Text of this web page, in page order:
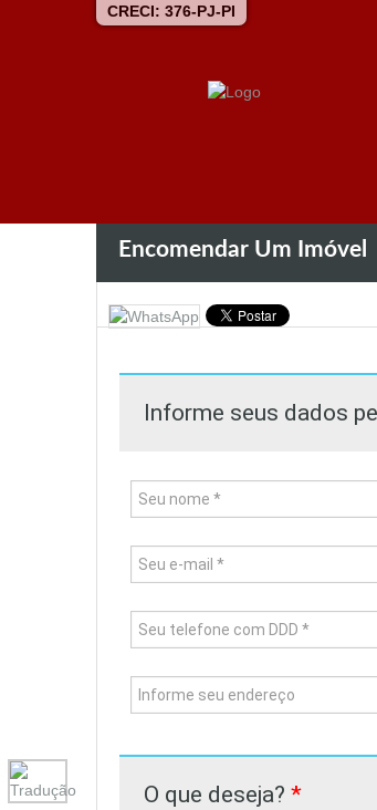
CRECI: 376-PJ-PI
Encomendar Um Imóvel
Informe seus dados
O que deseja? *